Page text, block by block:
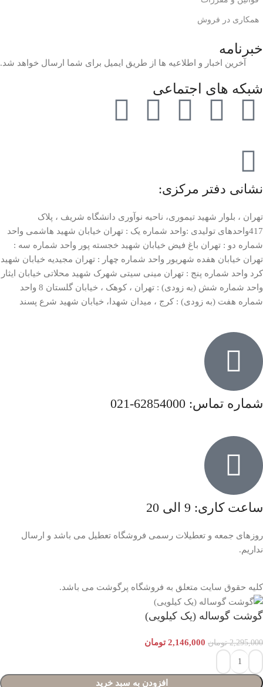
همکاری در فروش
خبرنامه
آخرین اخبار و اطلاعیه ها از طریق ایمیل برای شما ارسال خواهد شد.
شبکه های اجتماعی
نشانی دفتر مرکزی:
تهران ، بلوار شهید تیموری، ناحیه نوآوری دانشگاه شریف ، پلاک
417واحدهای تولیدی :واحد شماره یک : تهران خیابان شهید هاشمی واحد
شماره دو : تهران باغ فیض خیابان شهید خجسته پور واحد شماره سه :
تهران خیابان هفده شهریور واحد شماره چهار : تهران مجیدیه خیابان شهید
کرد واحد شماره پنج : تهران مینی سیتی شهرک شهید محلاتی خیابان ایثار
واحد شماره شش (به زودی) : تهران ، کوهک ، خیابان گلستان 8 واحد
شماره هفت (به زودی) : کرج ، میدان شهدا، خیابان شهید شرع پسند
شماره تماس: 62854000-021
ساعت کاری: 9 الی 20
روزهای جمعه و تعطیلات رسمی فروشگاه تعطیل می باشد و ارسال
نداریم.
کلیه حقوق سایت متعلق به فروشگاه پرگوشت می باشد.
گوشت گوساله (یک کیلویی)
2,295,000 تومان 2,146,000 تومان
افزودن به سبد خرید